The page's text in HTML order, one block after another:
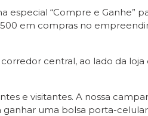
“Compre e Ganhe”
em compras no
central, ao lado da
e visitantes. A nossa
uma bolsa porta-